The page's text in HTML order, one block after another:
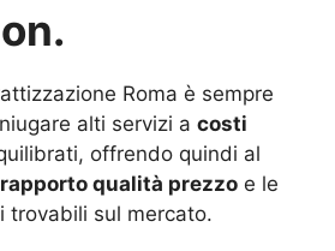
Roma è sempre
alti servizi a costi
offrendo quindi al
qualità prezzo e le
trovabili sul mercato.